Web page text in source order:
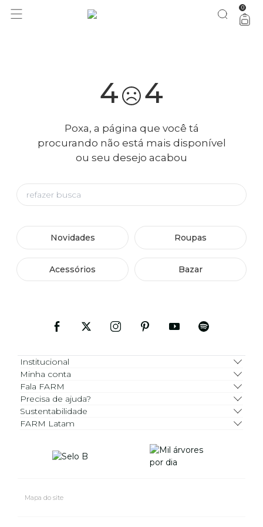
você merece 30% OFF pra comemorar com a gente aproveita! 0
4 4
Poxa, a página que você tá
procurando não está mais disponível
ou seu desejo acabou
Novidades Roupas
Acessórios Bazar
Institucional
Minha conta
Fala FARM
Precisa de ajuda?
Sustentabilidade
FARM Latam
Mapa do site